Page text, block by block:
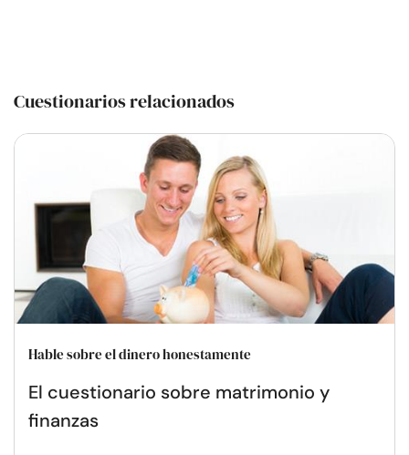
Cuestionarios relacionados
Hable sobre el dinero honestamente
El cuestionario sobre matrimonio y
finanzas